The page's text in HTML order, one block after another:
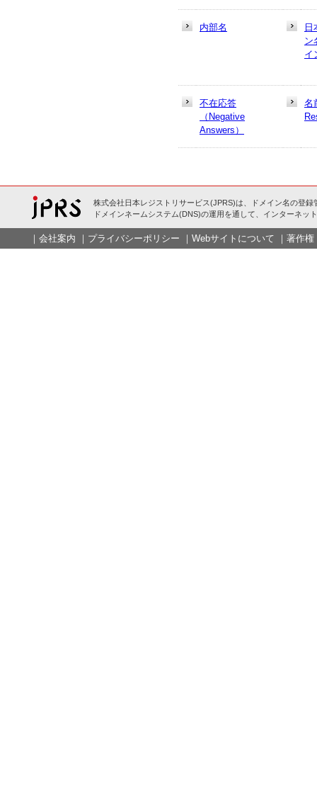
内部名
日
ン
イ
不在応答
（Negative
Answers）
名
株式会社日本レジストリサービス(JPRS)は、ドメイン名の登録
ドメインネームシステム(DNS)の運用を通して、インターネッ
｜ 会社案内 ｜ プライバシーポリシー ｜ Webサイトについて ｜ 著作権